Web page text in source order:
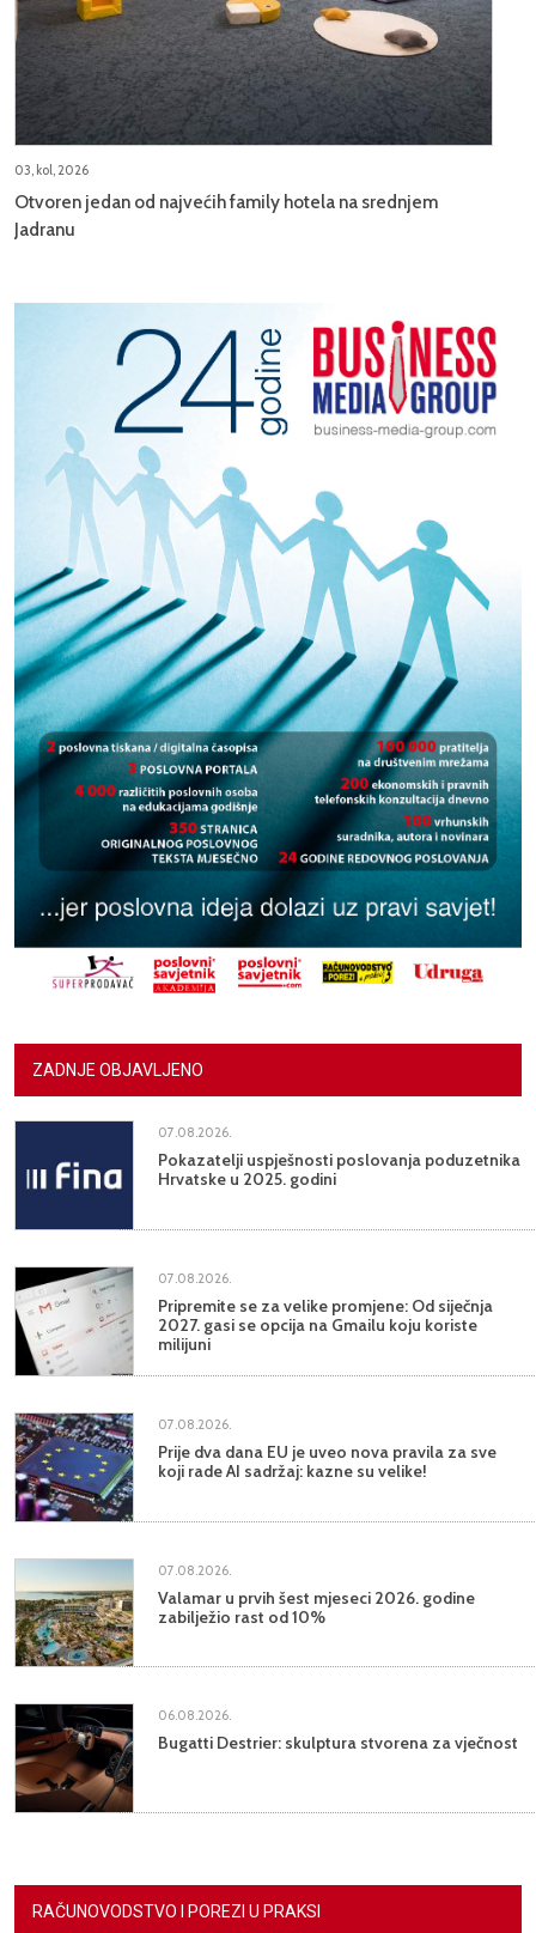
03, kol, 2026
Otvoren jedan od najvećih family hotela na srednjem
Jadranu
ZADNJE OBJAVLJENO
07.08.2026.
Pokazatelji uspješnosti poslovanja poduzetnika
Hrvatske u 2025. godini
07.08.2026.
Pripremite se za velike promjene: Od siječnja
2027. gasi se opcija na Gmailu koju koriste
milijuni
07.08.2026.
Prije dva dana EU je uveo nova pravila za sve
koji rade AI sadržaj: kazne su velike!
07.08.2026.
Valamar u prvih šest mjeseci 2026. godine
zabilježio rast od 10%
06.08.2026.
Bugatti Destrier: skulptura stvorena za vječnost
RAČUNOVODSTVO I POREZI U PRAKSI